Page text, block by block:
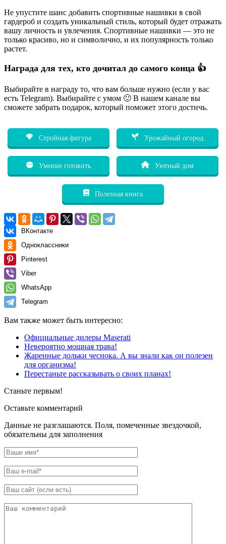
Не упустите шанс добавить спортивные нашивки в свой
гардероб и создать уникальный стиль, который будет отражать
вашу личность и увлечения. Спортивные нашивки — это не
только красиво, но и символично, и их популярность только
растет.
Награда для тех, кто дочитал до самого конца 👍
Выбирайте в награду то, что вам больше нужно (если у вас
есть Telegram). Выбирайте с умом 🙂 В нашем канале вы
сможете забрать подарок, который поможет этого достичь.
Стройная фигура Урожайный огород
Умение готовить Уютный дом
Полезная книга
ВКонтакте
Одноклассники
Pinterest
Viber
WhatsApp
Telegram
Вам также может быть интересно:
Официальные дилеры Maserati
Невероятно мощная трава!
Жаренные дольки чеснока. А вы знали как он полезен
для организма!
Перестаньте рассказывать о своих планах!
Станьте первым!
Оставьте комментарий
Данные не разглашаются. Поля, помеченные звездочкой,
обязательны для заполнения